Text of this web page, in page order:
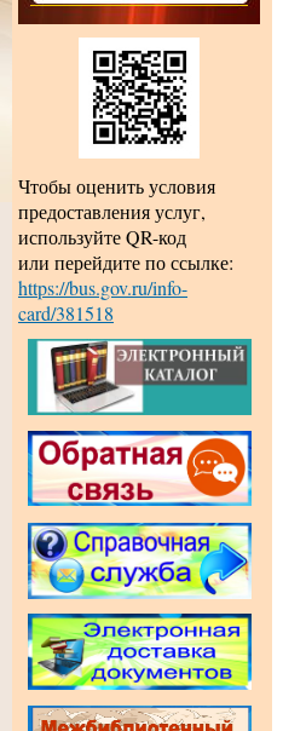
Чтобы оценить условия
предоставления услуг,
используйте QR-код
или перейдите по ссылке:
https://bus.gov.ru/info-
card/381518